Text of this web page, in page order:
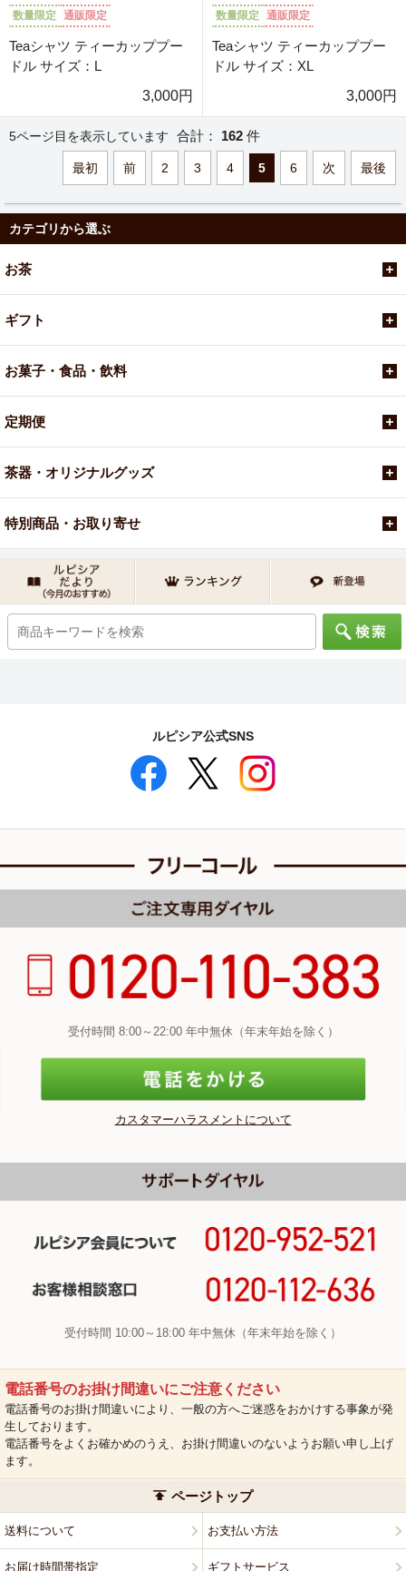
数量限定 通販限定
Teaシャツ ティーカッププー
ドル サイズ：L
3,000円
数量限定 通販限定
Teaシャツ ティーカッププー
ドル サイズ：XL
3,000円
5ページ目を表示しています 合計： 162 件
最初 前 2 3 4 5 6 次 最後
カテゴリから選ぶ
お茶
ギフト
お菓子・食品・飲料
定期便
茶器・オリジナルグッズ
特別商品・お取り寄せ
ルピシア公式SNS
受付時間 8:00～22:00 年中無休（年末年始を除く）
カスタマーハラスメントについて
受付時間 10:00～18:00 年中無休（年末年始を除く）
電話番号のお掛け間違いにご注意ください
電話番号のお掛け間違いにより、一般の方へご迷惑をおかけする事象が発
生しております。
電話番号をよくお確かめのうえ、お掛け間違いのないようお願い申し上げ
ます。
ページトップ
送料について お支払い方法
お届け時間帯指定 ギフトサービス